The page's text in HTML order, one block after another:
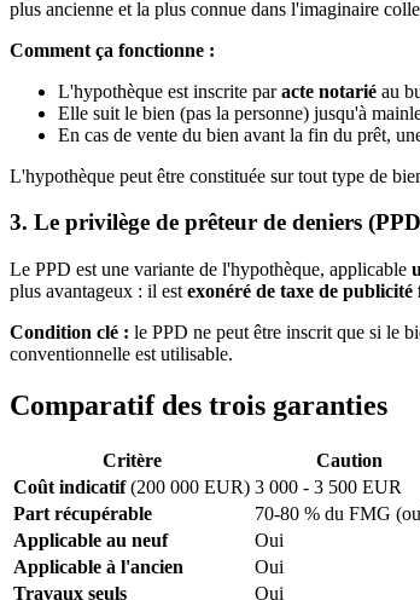
plus ancienne et la plus connue dans l'imaginaire
Comment ça fonctionne :
L'hypothèque est inscrite paracte notarié au
Elle suit le bien (pas la personne) jusqu'à
En cas de vente du bien avant la fin du prêt,
L'hypothèque peut être constituée sur tout type de
3. Le privilège de prêteur de deniers
Le PPD est une variante de l'hypothèque, applicable
plus avantageux : il est exonéré de taxe de publicité
Condition clé : le PPD ne peut être inscrit que si le
conventionnelle est utilisable.
Comparatif des trois garanties
Critère Caution
Coût indicatif(200 000 EUR) 3 000 - 3 500 EUR
Part récupérable
70-80 % du FMG
Applicable au neuf
Oui
Applicable à l'ancien
Oui
Travaux seuls
Oui